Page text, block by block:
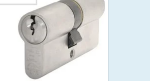
TOEVOEGEN AAN WINKELWAGEN